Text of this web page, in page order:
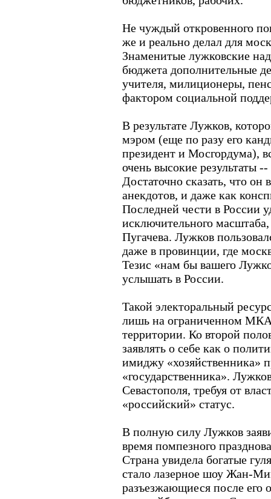
Не чуждый откровенного
же и реально делал для
Знаменитые лужковские
бюджета дополнительные
учителя, милиционеры,
фактором социальной
В результате Лужков,
мэром (еще по разу его
президент и Мосгордума),
очень высокие результаты
Достаточно сказать, что
анекдотов, и даже как
Последней чести в России
исключительного
Пугачева. Лужков
даже в провинции, где
Тезис «нам бы вашего
услышать в России.
Такой электоральный
лишь на ограниченном
территории. Ко второй
заявлять о себе как о
имиджу «хозяйственника»
«государственника».
Севастополя, требуя от
«российский» статус.
В полную силу Лужков
время помпезного
Страна увидела богатые
стало лазерное шоу Жан-
разъезжающиеся после его